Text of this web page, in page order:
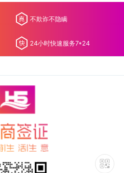
不欺诈不隐瞒
24小时快速服务7*24